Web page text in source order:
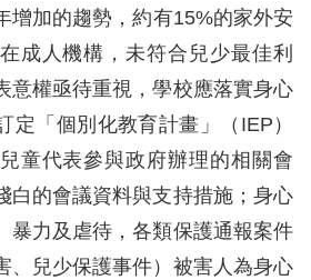
增加的趨勢，約有15%的家外安
成人機構，未符合兒少最佳利
意權亟待重視，學校應落實身心
定「個別化教育計畫」（IEP）
童代表參與政府辦理的相關會
白的會議資料與支持措施；身心
暴力及虐待，各類保護通報案件
、兒少保護事件）被害人為身心